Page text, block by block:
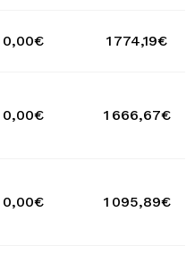
0,00€ 1 774,19€
0,00€ 1 666,67€
0,00€ 1 095,89€